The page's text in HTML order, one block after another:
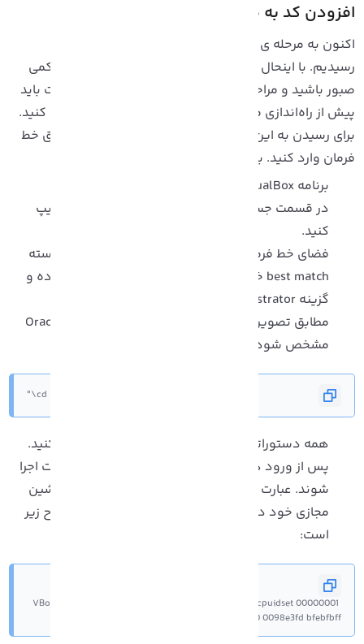
کد به ماشین مجازی
با اینحال هنوز ماشین مجازی شما آماده نیست. کمی
باشید و مراحل را با دقت انجام دهید. در این قسمت باید
پیش از راه‌اندازی ماشین مجازی macOS، VirtualBox را پَچ کنید.
رسیدن به این هدف، باید کد مورد استفاده را از طریق خط
وارد کنید. برای اینکار مراحل زیر را انجام دهید:
برنامه VirtualBox را ببندید.
در قسمت جست و جو منوی استارت، عبارت cmd را تایپ
کنید.
فضای خط فرمان یا همان Command Prompt را در دسته
best match خواهید دید، روی آیکون راست کلیک کرده و
گزینه Run as Administrator را انتخاب کنید.
مطابق تصویر، دستور زیر را تایپ کنید تا مسیر Oracle VB
مشخص شود:
همه دستوراتی که در زیر آمده است، به ترتیب وارد کنید.
پس از ورود هر دستور کلید Enter را بزنید تا دستورات اجرا
شوند. عبارت macOS_NM_Name را با نامی که به ماشین
مجازی خود داده اید جایگزین کنید. دستورات به شرح زیر
است:
VBoxManage.exe modifyvm "[macOS_VN_Name]" --cpuidset 00000001
000106e5 00100800 0098e3fd bfebfbff